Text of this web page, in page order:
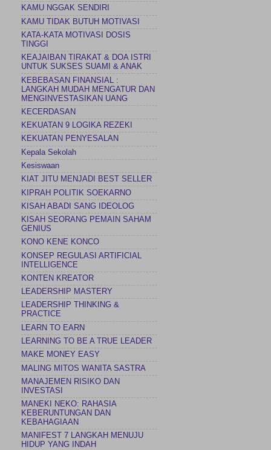
KAMU NGGAK SENDIRI
KAMU TIDAK BUTUH MOTIVASI
KATA-KATA MOTIVASI DOSIS
TINGGI
KEAJAIBAN TIRAKAT & DOA ISTRI
UNTUK SUKSES SUAMI & ANAK
KEBEBASAN FINANSIAL :
LANGKAH MUDAH MENGATUR DAN
MENGINVESTASIKAN UANG
KECERDASAN
KEKUATAN 9 LOGIKA REZEKI
KEKUATAN PENYESALAN
Kepala Sekolah
Kesiswaan
KIAT JITU MENJADI BEST SELLER
KIPRAH POLITIK SOEKARNO
KISAH ABADI SANG IDEOLOG
KISAH SEORANG PEMAIN SAHAM
GENIUS
KONO KENE KONCO
KONSEP REGULASI ARTIFICIAL
INTELLIGENCE
KONTEN KREATOR
LEADERSHIP MASTERY
LEADERSHIP THINKING &
PRACTICE
LEARN TO EARN
LEARNING TO BE A TRUE LEADER
MAKE MONEY EASY
MALING MITOS WANITA SASTRA
MANAJEMEN RISIKO DAN
INVESTASI
MANEKI NEKO: RAHASIA
KEBERUNTUNGAN DAN
KEBAHAGIAAN
MANIFEST 7 LANGKAH MENUJU
HIDUP YANG INDAH